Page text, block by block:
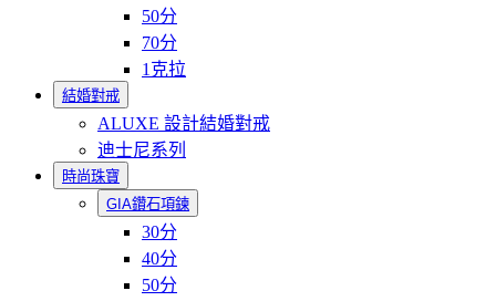
50分
70分
1克拉
結婚對戒
ALUXE 設計結婚對戒
迪士尼系列
時尚珠寶
GIA鑽石項鍊
30分
40分
50分